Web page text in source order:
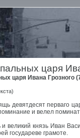
царя
царя Ивана Грозного
девятдесят перваго
и велел
и великий князь Иван
государеве грамоте.